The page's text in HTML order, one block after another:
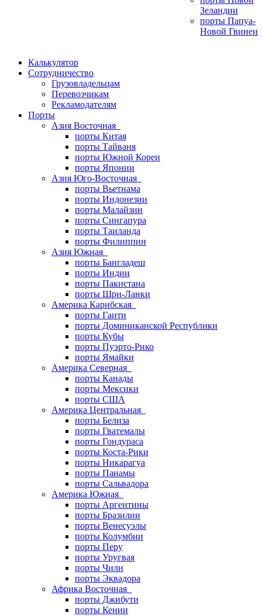
Зеландии
порты Папуа-
Новой Гвинеи
Калькулятор
Сотрудничество
Грузовладельцам
Перевозчикам
Рекламодателям
Порты
Азия Восточная
порты Китая
порты Тайваня
порты Южной Кореи
порты Японии
Азия Юго-Восточная
порты Вьетнама
порты Индонезии
порты Малайзии
порты Сингапура
порты Таиланда
порты Филиппин
Азия Южная
порты Бангладеш
порты Индии
порты Пакистана
порты Шри-Ланки
Америка Карибская
порты Гаити
порты Доминиканской Республики
порты Кубы
порты Пуэрто-Рико
порты Ямайки
Америка Северная
порты Канады
порты Мексики
порты США
Америка Центральная
порты Белиза
порты Гватемалы
порты Гондураса
порты Коста-Рики
порты Никарагуа
порты Панамы
порты Сальвадора
Америка Южная
порты Аргентины
порты Бразилии
порты Венесуэлы
порты Колумбии
порты Перу
порты Уругвая
порты Чили
порты Эквадора
Африка Восточная
порты Джибути
порты Кении